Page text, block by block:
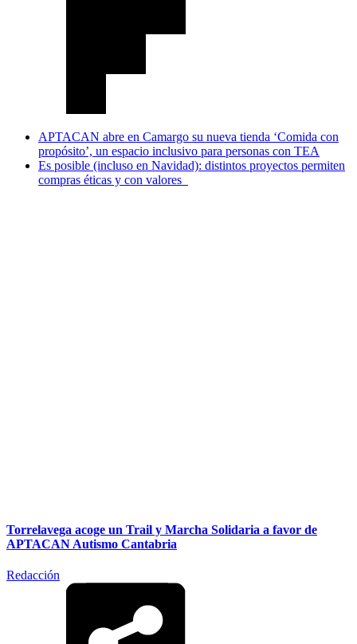
APTACAN abre en Camargo su nueva tienda ‘Comida con
propósito’, un espacio inclusivo para personas con TEA
Es posible (incluso en Navidad): distintos proyectos permiten
compras éticas y con valores
Torrelavega acoge un Trail y Marcha Solidaria a favor de
APTACAN Autismo Cantabria
Redacción